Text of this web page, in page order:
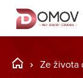
Ze života